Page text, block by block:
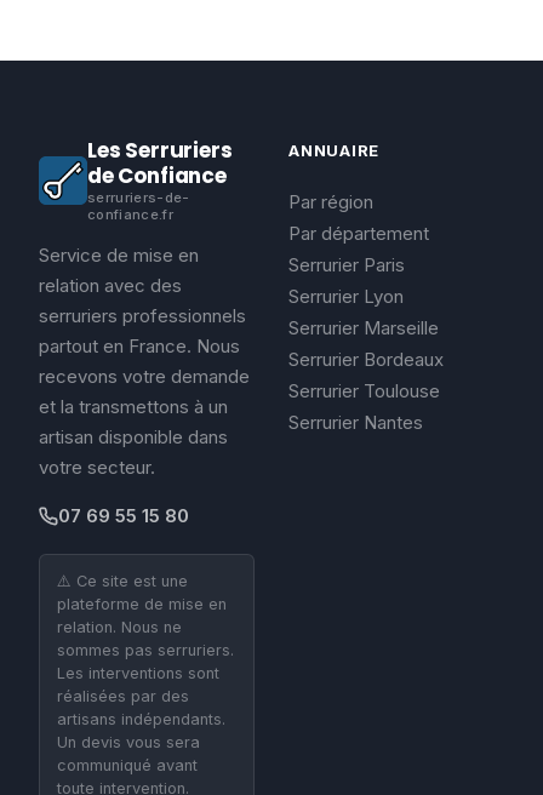
Les Serruriers
de Confiance
serruriers-de-
confiance.fr
Service de mise en
relation avec des
serruriers professionnels
partout en France. Nous
recevons votre demande
et la transmettons à un
artisan disponible dans
votre secteur.
07 69 55 15 80
⚠️ Ce site est une
plateforme de mise en
relation. Nous ne
sommes pas serruriers.
Les interventions sont
réalisées par des
artisans indépendants.
Un devis vous sera
communiqué avant
toute intervention.
ANNUAIRE
Par région
Par département
Serrurier Paris
Serrurier Lyon
Serrurier Marseille
Serrurier Bordeaux
Serrurier Toulouse
Serrurier Nantes